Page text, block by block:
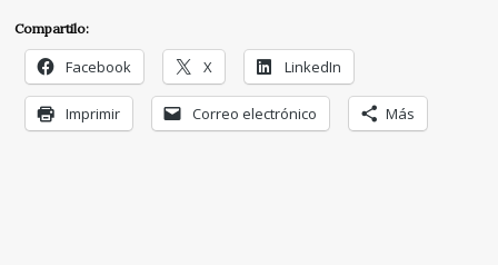
Compartilo:
Facebook X LinkedIn
Imprimir Correo electrónico Más